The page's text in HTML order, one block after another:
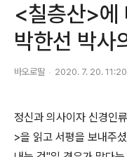
<칠층산>에
박한선 박사
바오로딸 2020. 7. 20. 11:20
정신과 의사이자 신경인
>을 읽고 서평을 보내주